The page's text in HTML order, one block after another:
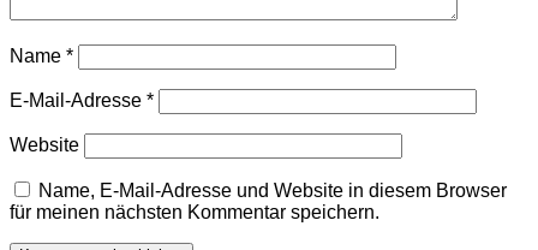
Name *
E-Mail-Adresse *
Website
Name, E-Mail-Adresse und Website in diesem Browser
für meinen nächsten Kommentar speichern.